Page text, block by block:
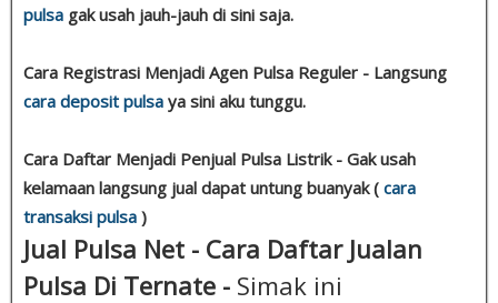
pulsa gak usah jauh-jauh di sini saja.
Cara Registrasi Menjadi Agen Pulsa Reguler - Langsung
cara deposit pulsa ya sini aku tunggu.
Cara Daftar Menjadi Penjual Pulsa Listrik - Gak usah
kelamaan langsung jual dapat untung buanyak ( cara
transaksi pulsa )
Jual Pulsa Net - Cara Daftar Jualan
Pulsa Di Ternate - Simak ini